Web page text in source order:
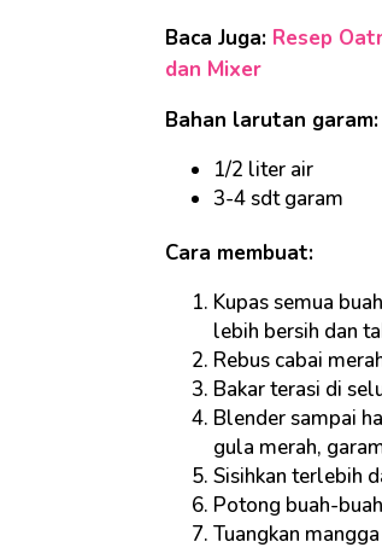
Baca Juga: Resep
dan Mixer
Bahan larutan garam:
1/2 liter air
3-4 sdt garam
Cara membuat:
Kupas semua
lebih bersih dan
Rebus cabai
Bakar terasi di
Blender sampai
gula merah,
Sisihkan terlebih
Potong buah-
Tuangkan